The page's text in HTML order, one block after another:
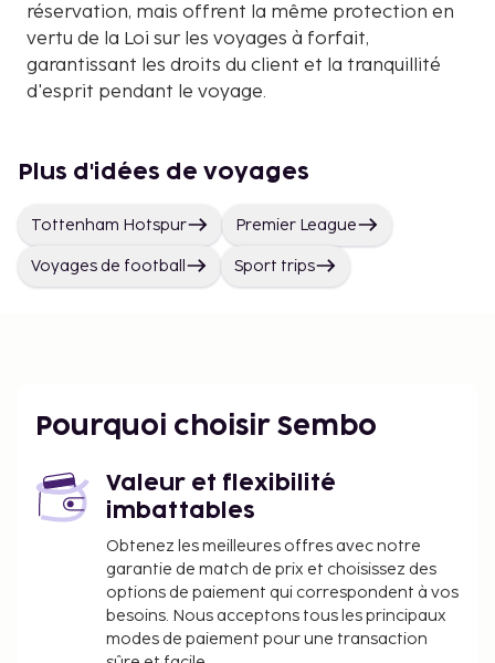
réservation, mais offrent la même protection en
vertu de la Loi sur les voyages à forfait,
garantissant les droits du client et la tranquillité
d'esprit pendant le voyage.
Plus d'idées de voyages
Tottenham Hotspur Premier League
Voyages de football Sport trips
Pourquoi choisir Sembo
Valeur et flexibilité
imbattables
Obtenez les meilleures offres avec notre
garantie de match de prix et choisissez des
options de paiement qui correspondent à vos
besoins. Nous acceptons tous les principaux
modes de paiement pour une transaction